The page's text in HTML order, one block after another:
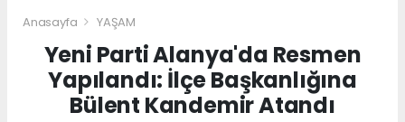
Anasayfa YAŞAM
Yeni Parti Alanya'da Resmen
Yapılandı: İlçe Başkanlığına
Bülent Kandemir Atandı